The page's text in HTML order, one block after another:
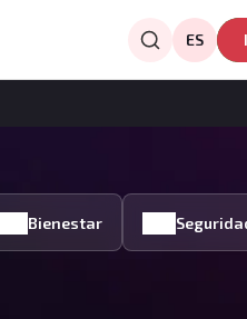
ES
Bienestar